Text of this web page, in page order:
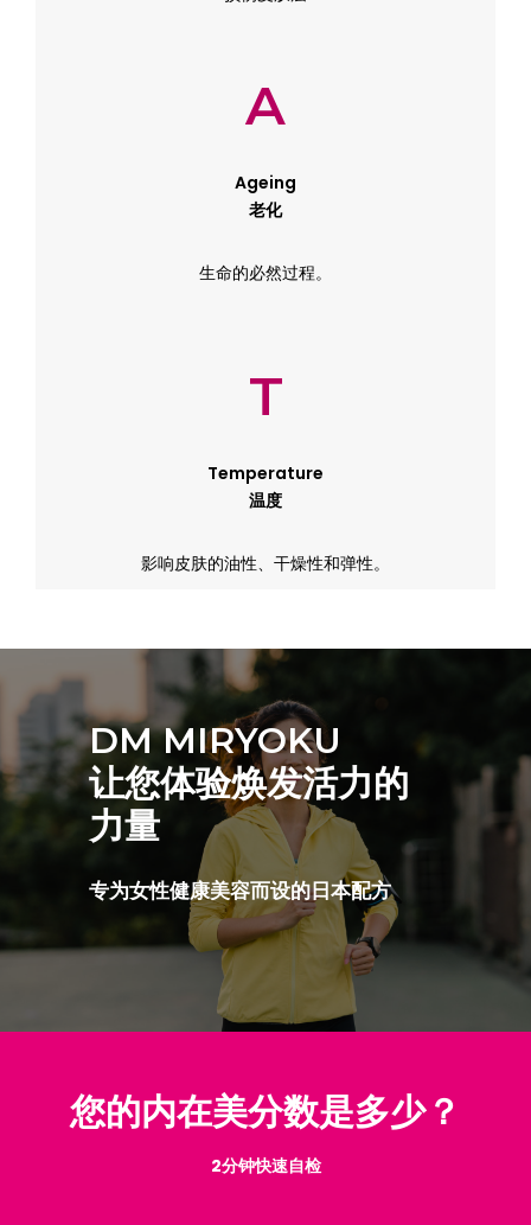
A
Ageing
老化
生命的必然过程。
T
Temperature
温度
影响皮肤的油性、干燥性和弹性。
DM MIRYOKU
让您体验焕发活力的
力量
专为女性健康美容而设的日本配方
您的内在美分数是多少？
2分钟快速自检